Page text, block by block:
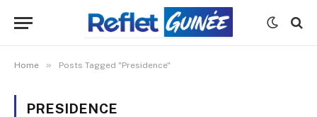
Home » Posts Tagged "Presidence"
PRESIDENCE